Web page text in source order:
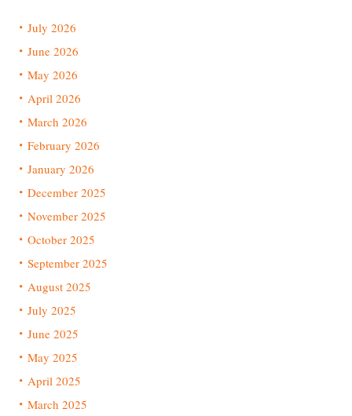
July 2026
June 2026
May 2026
April 2026
March 2026
February 2026
January 2026
December 2025
November 2025
October 2025
September 2025
August 2025
July 2025
June 2025
May 2025
April 2025
March 2025